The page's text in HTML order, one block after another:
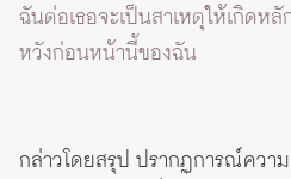
ฉันต่อเธอจะเป็นสาเหตุให้เกิดห
หวังก่อนหน้านี้ของฉัน
กล่าวโดยสรุป ปรากฏการณ์ควา